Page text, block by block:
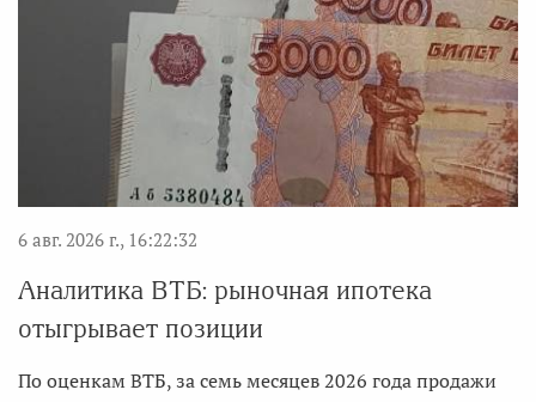
6 авг. 2026 г., 16:22:32
Аналитика ВТБ: рыночная ипотека
отыгрывает позиции
По оценкам ВТБ, за семь месяцев 2026 года продажи